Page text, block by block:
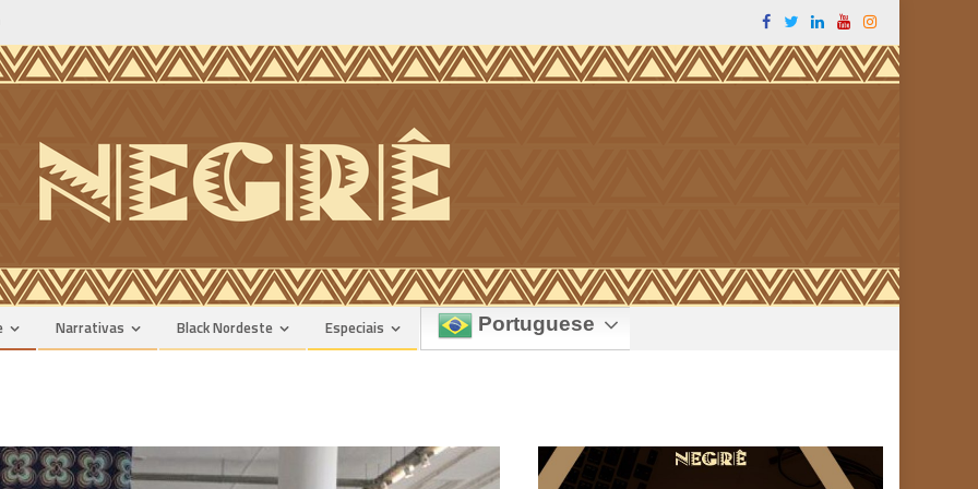
Narrativas Black Nordeste Especiais Portuguese